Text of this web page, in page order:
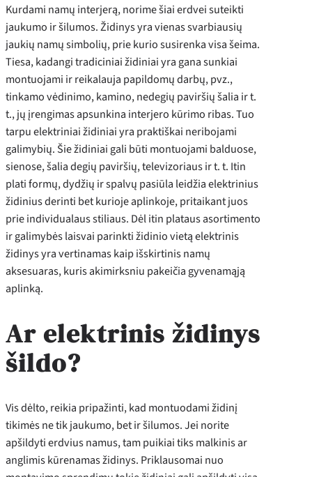
Kurdami namų interjerą, norime šiai erdvei suteikti
jaukumo ir šilumos. Židinys yra vienas svarbiausių
jaukių namų simbolių, prie kurio susirenka visa šeima.
Tiesa, kadangi tradiciniai židiniai yra gana sunkiai
montuojami ir reikalauja papildomų darbų, pvz.,
tinkamo vėdinimo, kamino, nedegių paviršių šalia ir t.
t., jų įrengimas apsunkina interjero kūrimo ribas. Tuo
tarpu elektriniai židiniai yra praktiškai neribojami
galimybių. Šie židiniai gali būti montuojami balduose,
sienose, šalia degių paviršių, televizoriaus ir t. t. Itin
plati formų, dydžių ir spalvų pasiūla leidžia elektrinius
židinius derinti bet kurioje aplinkoje, pritaikant juos
prie individualaus stiliaus. Dėl itin plataus asortimento
ir galimybės laisvai parinkti židinio vietą elektrinis
židinys yra vertinamas kaip išskirtinis namų
aksesuaras, kuris akimirksniu pakeičia gyvenamąją
aplinką.
Ar elektrinis židinys
šildo?
Vis dėlto, reikia pripažinti, kad montuodami židinį
tikimės ne tik jaukumo, bet ir šilumos. Jei norite
apšildyti erdvius namus, tam puikiai tiks malkinis ar
anglimis kūrenamas židinys. Priklausomai nuo